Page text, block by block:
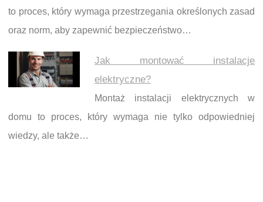
to proces, który wymaga przestrzegania określonych zasad
oraz norm, aby zapewnić bezpieczeństwo…
Jak montować instalacje
elektryczne?
Montaż instalacji elektrycznych w
domu to proces, który wymaga nie tylko odpowiedniej
wiedzy, ale także…